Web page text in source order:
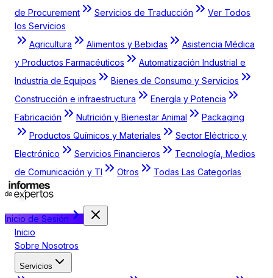
de Procurement
Servicios de Traducción
Ver Todos
los Servicios
Agricultura
Alimentos y Bebidas
Asistencia Médica
y Productos Farmacéuticos
Automatización Industrial e
Industria de Equipos
Bienes de Consumo y Servicios
Construcción e infraestructura
Energía y Potencia
Fabricación
Nutrición y Bienestar Animal
Packaging
Productos Químicos y Materiales
Sector Eléctrico y
Electrónico
Servicios Financieros
Tecnología, Medios
de Comunicación y TI
Otros Todas Las Categorías
Inicio de Sesión
Inicio
Sobre Nosotros
Servicios